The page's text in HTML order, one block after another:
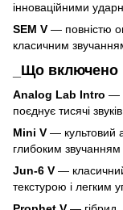
інноваційними
SEM V — повністю
класичним
_Що
Analog Lab Intro —
поєднує тисячі
Mini V — культовий
глибоким звучанням
Jun-6 V —
текстурою і легким